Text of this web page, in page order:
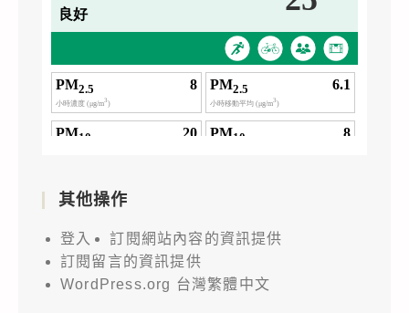
其他操作
登入
訂閱網站內容的資訊提供
訂閱留言的資訊提供
WordPress.org 台灣繁體中文